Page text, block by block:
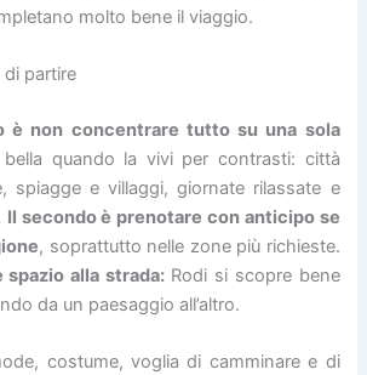
molto bene il viaggio.
di partire
è non concentrare tutto su una sola
quando la vivi per contrasti: città
spiagge e villaggi, giornate rilassate e
Il secondo è prenotare con anticipo se
, soprattutto nelle zone più richieste.
alla strada:Rodi si scopre bene
da un paesaggio all’altro.
costume, voglia di camminare e di